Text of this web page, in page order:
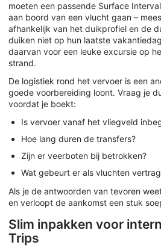
moeten een passende Surface
aan boord van een vlucht gaan –
afhankelijk van het duikprofiel en de
duiken niet op hun laatste
daarvan voor een leuke excursie op
strand.
De logistiek rond het vervoer is een
goede voorbereiding loont. Vraag je
voordat je boekt:
Is vervoer vanaf het vliegveld
Hoe lang duren de transfers?
Zijn er veerboten bij betrokken?
Wat gebeurt er als vluchten
Als je de antwoorden van tevoren
en verloopt de aankomst een stuk
Slim inpakken voor
Trips